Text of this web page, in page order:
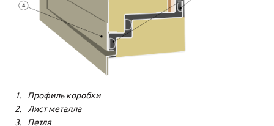
Профиль коробки
Лист металла
Петля